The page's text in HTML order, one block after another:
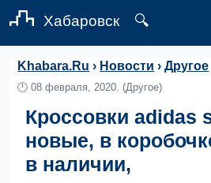
Хабаровск 🔍
Khabara.Ru › Новости ›Другое
🕛08 февраля, 2020. (Другое)
Кроссовки adidas
новые, в
в наличии,